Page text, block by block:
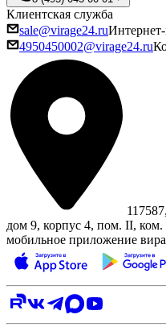
Клиентская служба
sale@virage24.ru
4950450002@virage24.ru
дом 9, корпус 4, пом. II, ком.
мобильное приложение